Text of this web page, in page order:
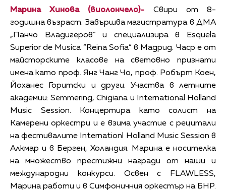
Марина Хинова (виолончело)- Свири от 8-
годишна възраст. Завършва магистратура в ДМА
„Панчо Владигеров” и специализира в Esquela
Superior de Musica “Reina Sofia” в Мадрид. Часр е от
майсторските класове на световно признати
имена като проф. Янг Чанг Чо, проф. Робърт Коен,
Йоханес Горитски и други. Участва в летните
академии: Semmering, Chigiana и International Holland
Music Session. Концертира като солист на
Камерени оркестри и е взима участие с рецитали
на фестивалите Internationl Holland Music Session в
Алкмар и в Берген, Холандия. Марина е носителка
на множество престижни награди от наши и
международни конкурси. Освен с FLAWLESS,
Марина работи и в Симфоничния оркестър на БНР.